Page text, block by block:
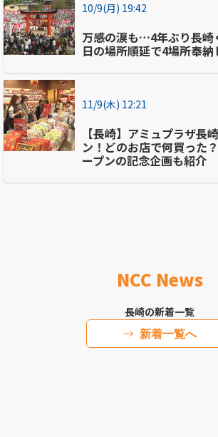
10/9(月) 19:42
万感の涙も…4年ぶり長
日の場所順延で4場所奉
11/9(木) 12:21
【長崎】アミュプラザ長
ン！どのお店で何買った
ープンの記念企画も紹介
NCC News
長崎の新着一覧
新着一覧へ